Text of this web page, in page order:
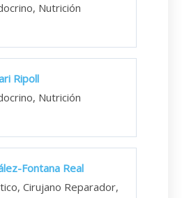
Nutrición
Ripoll
Nutrición
Fontana Real
Cirujano Reparador,